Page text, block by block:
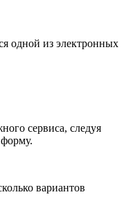
одной из электронных
сервиса, следуя
вариантов